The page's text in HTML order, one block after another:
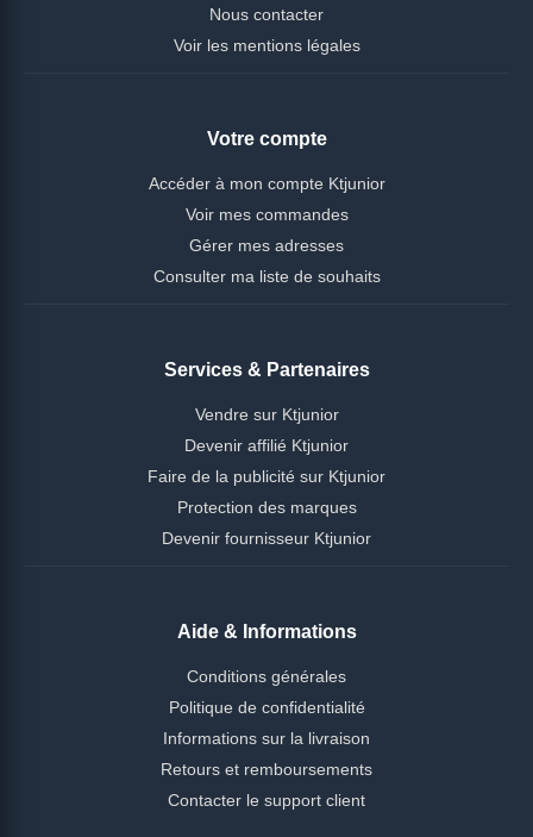
Nous contacter
Voir les mentions légales
Votre compte
Accéder à mon compte Ktjunior
Voir mes commandes
Gérer mes adresses
Consulter ma liste de souhaits
Services & Partenaires
Vendre sur Ktjunior
Devenir affilié Ktjunior
Faire de la publicité sur Ktjunior
Protection des marques
Devenir fournisseur Ktjunior
Aide & Informations
Conditions générales
Politique de confidentialité
Informations sur la livraison
Retours et remboursements
Contacter le support client